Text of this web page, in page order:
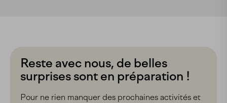
Reste avec nous, de belles
surprises sont en préparation !
Pour ne rien manquer des prochaines activités et